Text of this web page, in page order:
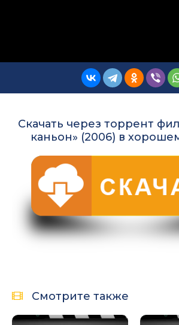
Скачать через торрент
каньон» (2006) в
Смотрите также